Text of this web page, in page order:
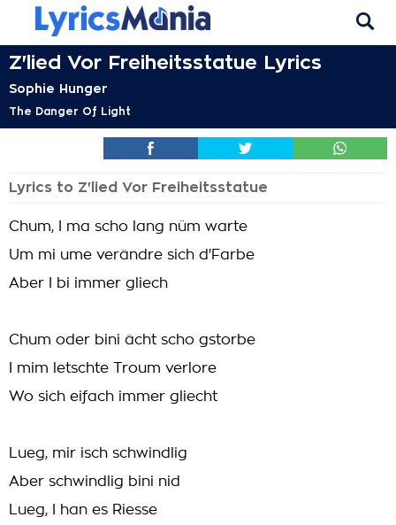
Z'lied Vor Freiheitsstatue Lyrics
Sophie Hunger
The Danger Of Light
Lyrics to Z'lied Vor Freiheitsstatue
Chum, I ma scho lang nüm warte
Um mi ume verändre sich d'Farbe
Aber I bi immer gliech
Chum oder bini ächt scho gstorbe
I mim letschte Troum verlore
Wo sich eifach immer gliecht
Lueg, mir isch schwindlig
Aber schwindlig bini nid
Lueg, I han es Riesse